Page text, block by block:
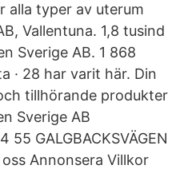
alla typer av uterum
Vallentuna. 1,8 tusind
Sverige AB. 1 868
· 28 har varit här. Din
tillhörande produkter
Sverige AB
GALGBACKSVÄGEN
Annonsera Villkor